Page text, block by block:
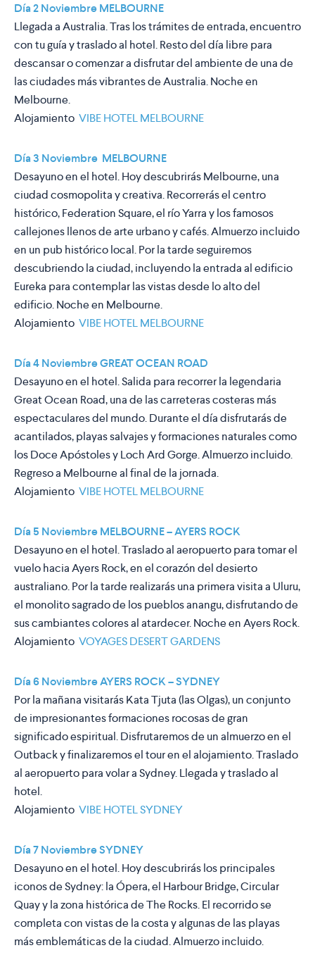
Día 2 Noviembre MELBOURNE
Llegada a Australia. Tras los trámites de entrada, encuentro
con tu guía y traslado al hotel. Resto del día libre para
descansar o comenzar a disfrutar del ambiente de una de
las ciudades más vibrantes de Australia. Noche en
Melbourne.
Alojamiento VIBE HOTEL MELBOURNE
Día 3 Noviembre MELBOURNE
Desayuno en el hotel. Hoy descubrirás Melbourne, una
ciudad cosmopolita y creativa. Recorrerás el centro
histórico, Federation Square, el río Yarra y los famosos
callejones llenos de arte urbano y cafés. Almuerzo incluido
en un pub histórico local. Por la tarde seguiremos
descubriendo la ciudad, incluyendo la entrada al edificio
Eureka para contemplar las vistas desde lo alto del
edificio. Noche en Melbourne.
Alojamiento VIBE HOTEL MELBOURNE
Día 4 Noviembre GREAT OCEAN ROAD
Desayuno en el hotel. Salida para recorrer la legendaria
Great Ocean Road, una de las carreteras costeras más
espectaculares del mundo. Durante el día disfrutarás de
acantilados, playas salvajes y formaciones naturales como
los Doce Apóstoles y Loch Ard Gorge. Almuerzo incluido.
Regreso a Melbourne al final de la jornada.
Alojamiento VIBE HOTEL MELBOURNE
Día 5 Noviembre MELBOURNE – AYERS ROCK
Desayuno en el hotel. Traslado al aeropuerto para tomar el
vuelo hacia Ayers Rock, en el corazón del desierto
australiano. Por la tarde realizarás una primera visita a Uluru,
el monolito sagrado de los pueblos anangu, disfrutando de
sus cambiantes colores al atardecer. Noche en Ayers Rock.
Alojamiento VOYAGES DESERT GARDENS
Día 6 Noviembre AYERS ROCK – SYDNEY
Por la mañana visitarás Kata Tjuta (las Olgas), un conjunto
de impresionantes formaciones rocosas de gran
significado espiritual. Disfrutaremos de un almuerzo en el
Outback y finalizaremos el tour en el alojamiento. Traslado
al aeropuerto para volar a Sydney. Llegada y traslado al
hotel.
Alojamiento VIBE HOTEL SYDNEY
Día 7 Noviembre SYDNEY
Desayuno en el hotel. Hoy descubrirás los principales
iconos de Sydney: la Ópera, el Harbour Bridge, Circular
Quay y la zona histórica de The Rocks. El recorrido se
completa con vistas de la costa y algunas de las playas
más emblemáticas de la ciudad. Almuerzo incluido.